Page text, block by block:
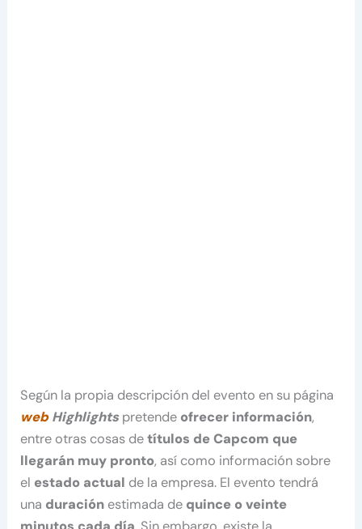
Según la propia descripción del evento en su página
web Highlightspretende ofrecer información,
entre otras cosas detítulos de Capcom que
llegarán muy pronto, así como información sobre
el estado actual de la empresa. El evento tendrá
una duración estimada de quince o veinte